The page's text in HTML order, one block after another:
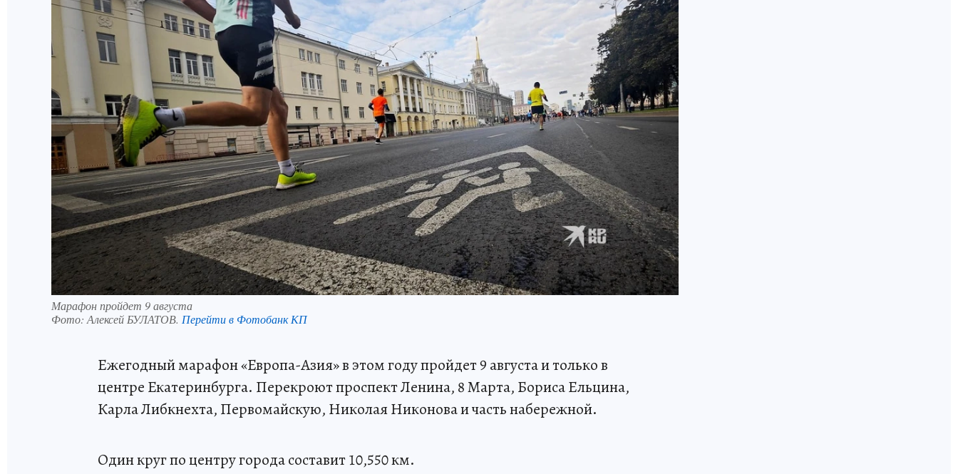
Марафон пройдет 9 августа
Фото:Алексей БУЛАТОВ. Перейти в Фотобанк КП
Ежегодный марафон «Европа-Азия» в этом году пройдет 9 августа и только в
центре Екатеринбурга. Перекроют проспект Ленина, 8 Марта, Бориса Ельцина,
Карла Либкнехта, Первомайскую, Николая Никонова и часть набережной.
Один круг по центру города составит 10,550 км.